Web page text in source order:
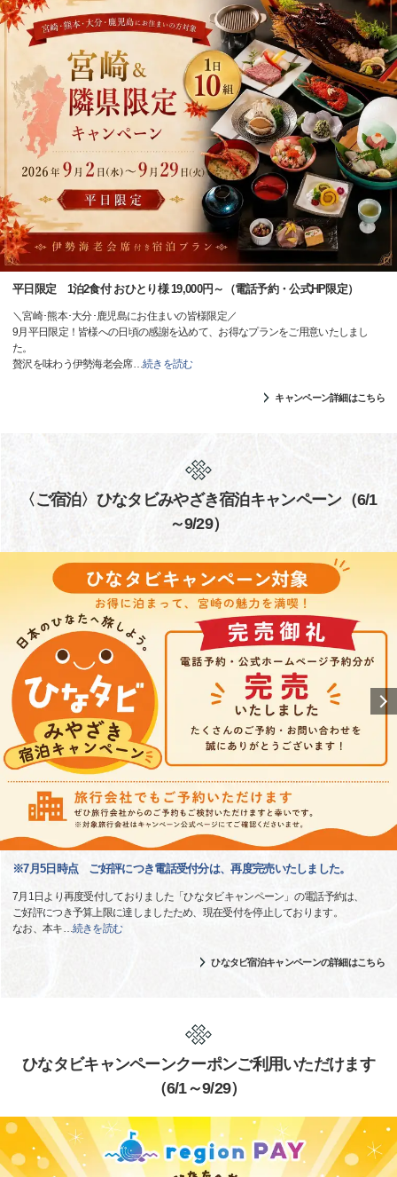
平日限定 1泊2食付 おひとり様 19,000円～（電話予約・公式HP限定）
＼宮崎･熊本･大分･鹿児島にお住まいの皆様限定／
9月平日限定！皆様への日頃の感謝を込めて、お得なプランをご用意いたしまし
た。
贅沢を味わう伊勢海老会席…続きを読む
キャンペーン詳細はこちら
〈ご宿泊〉ひなタビみやざき宿泊キャンペーン（6/1
～9/29）
※7月5日時点 ご好評につき電話受付分は、再度完売いたしました。
7月1日より再度受付しておりました「ひなタビキャンペーン」の電話予約は、
ご好評につき予算上限に達しましたため、現在受付を停止しております。
なお、本キ…続きを読む
ひなタビ宿泊キャンペーンの詳細はこちら
ひなタビキャンペーンクーポンご利用いただけます
（6/1～9/29）